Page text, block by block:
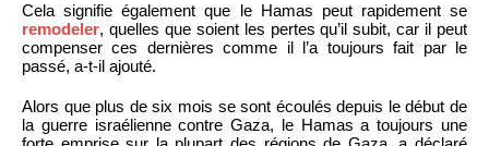
Cela signifie également que le Hamas peut rapidement se
remodeler, quelles que soient les pertes qu’il subit, car il peut
compenser ces dernières comme il l’a toujours fait par le
passé, a-t-il ajouté.
Alors que plus de six mois se sont écoulés depuis le début de
la guerre israélienne contre Gaza, le Hamas a toujours une